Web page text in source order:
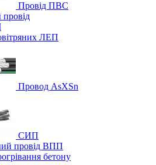
Провід ПВС
провід
ЛЕП
Провод AsXSn
СИП
провід ВПП
бетону